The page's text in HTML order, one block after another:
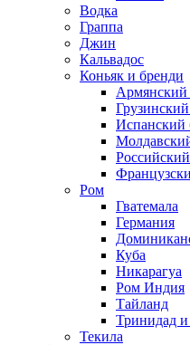
Водка
Граппа
Джин
Кальвадос
Коньяк и бренди
Армянский
Испанский
Ром
Гватемала
Германия
Куба
Никарагуа
Ром Индия
Тайланд
Тринидад и
Текила